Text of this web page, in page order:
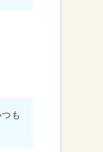
わっ
も